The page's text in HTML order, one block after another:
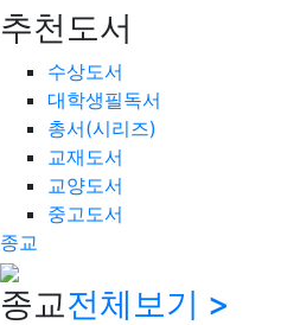
추천도서
수상도서
대학생필독서
총서(시리즈)
교재도서
교양도서
중고도서
종교
종교전체보기 >